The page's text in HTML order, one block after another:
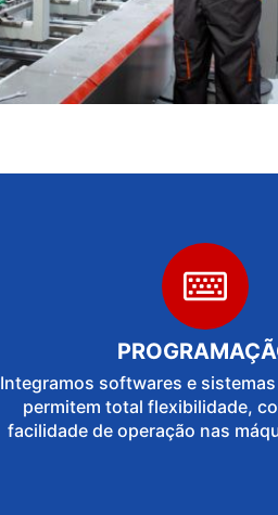
Integramos softwares e
permitem total flexibilidade,
facilidade de operação nas